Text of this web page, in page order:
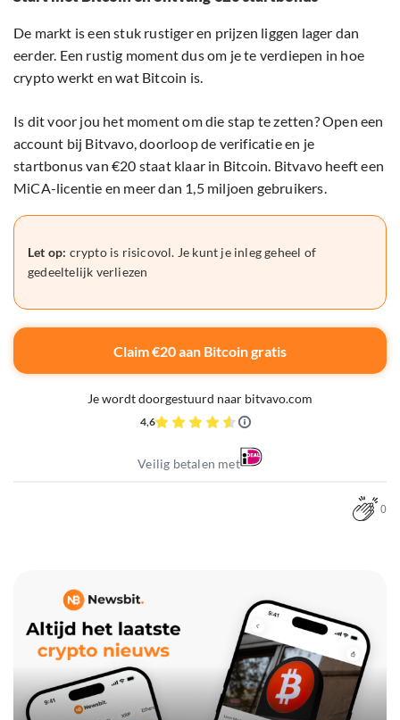
De markt is een stuk rustiger en prijzen liggen lager dan
eerder. Een rustig moment dus om je te verdiepen in hoe
crypto werkt en wat Bitcoin is.
Is dit voor jou het moment om die stap te zetten? Open een
account bij Bitvavo, doorloop de verificatie en je
startbonus van €20 staat klaar in Bitcoin. Bitvavo heeft een
MiCA-licentie en meer dan 1,5 miljoen gebruikers.
Let op: crypto is risicovol. Je kunt je inleg geheel of
gedeeltelijk verliezen
Claim €20 aan Bitcoin gratis
Je wordt doorgestuurd naar bitvavo.com
4,6
Veilig betalen met
0